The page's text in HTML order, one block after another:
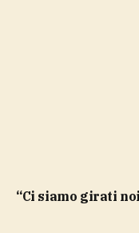
“Ci siamo girati